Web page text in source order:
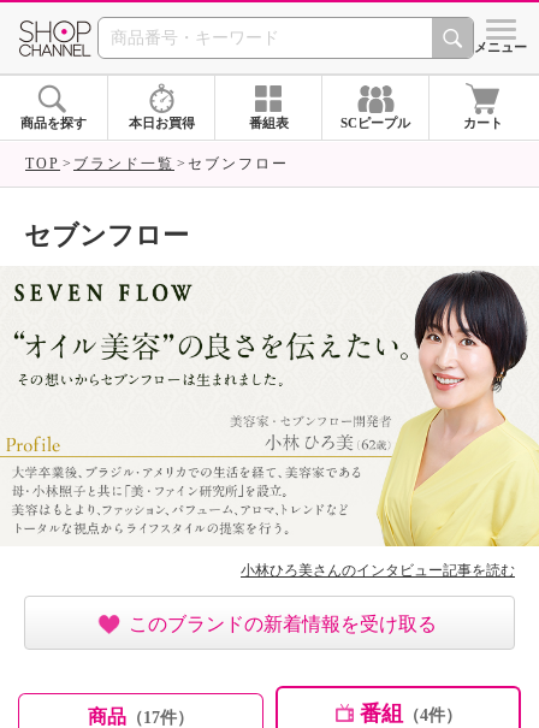
SHOP CHANNEL ショッ
メニュー
商品を探す 本日お買得 番組表 SCピープル カート
TOP ブランド一覧 セブンフロー
セブンフロー
小林ひろ美さんのインタビュー記事を読む
このブランドの新着情報を受け取る
商品 （17件） 番組 （4件）